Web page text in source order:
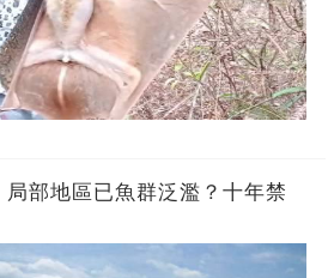
部地區已魚群泛濫？十年禁